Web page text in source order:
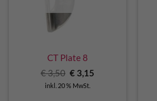
CT Plate 8
€3,50 Ursprünglicher
Preis
war:
€ 3,15
inkl. 20 % MwSt.